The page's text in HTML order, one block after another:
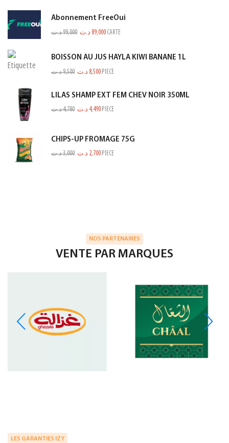
Abonnement FreeOui
99,000د.ت 89,000 د.ت CARTE
BOISSON AU JUS HAYLA KIWI BANANE 1L
9,500د.ت 8,500 د.ت PIECE
LILAS SHAMP EXT FEM CHEV NOIR 350ML
4,780د.ت 4,490 د.ت PIECE
CHIPS-UP FROMAGE 75G
3,000د.ت 2,700 د.ت PIECE
NOS PARTENAIRES
VENTE PAR MARQUES
LES GARANTIES IZY